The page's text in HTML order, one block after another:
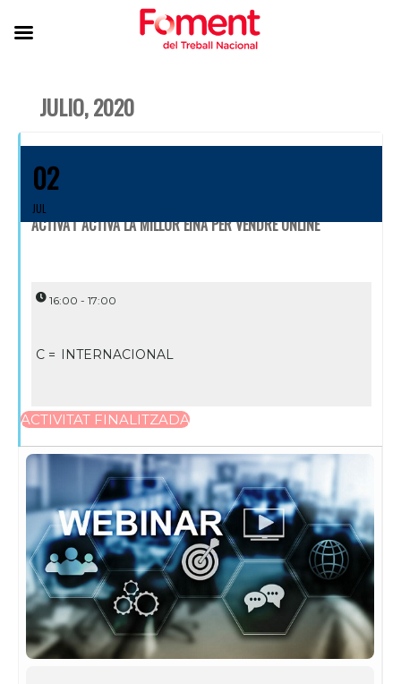
JULIO, 2020
02
JUL
ACTIVA'T ACTIVA LA MILLOR EINA PER VENDRE ONLINE
16:00 - 17:00
C = INTERNACIONAL
ACTIVITAT FINALITZADA